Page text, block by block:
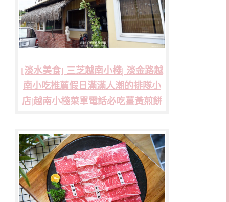
[淡水美食] 三芝越南小棧| 淡金路越
南小吃推薦假日滿滿人潮的排隊小
店|越南小棧菜單電話必吃薑黃煎餅